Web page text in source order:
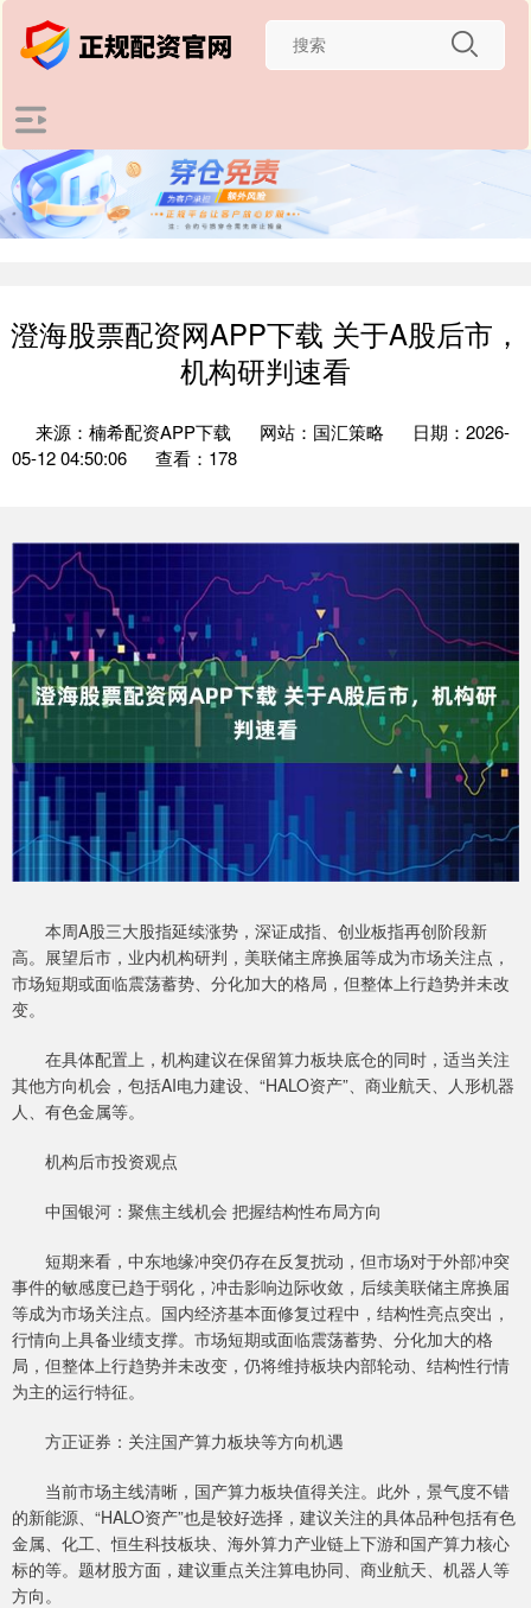
澄海股票配资网APP下载 关于A股后市，
机构研判速看
来源：楠希配资APP下载 网站：国汇策略
日期：2026-
05-12 04:50:06
查看：178
本周A股三大股指延续涨势，深证成指、创业板指再创阶段新
高。展望后市，业内机构研判，美联储主席换届等成为市场关注点，
市场短期或面临震荡蓄势、分化加大的格局，但整体上行趋势并未改
变。
在具体配置上，机构建议在保留算力板块底仓的同时，适当关注
其他方向机会，包括AI电力建设、“HALO资产”、商业航天、人形机器
人、有色金属等。
机构后市投资观点
中国银河：聚焦主线机会 把握结构性布局方向
短期来看，中东地缘冲突仍存在反复扰动，但市场对于外部冲突
事件的敏感度已趋于弱化，冲击影响边际收敛，后续美联储主席换届
等成为市场关注点。国内经济基本面修复过程中，结构性亮点突出，
行情向上具备业绩支撑。市场短期或面临震荡蓄势、分化加大的格
局，但整体上行趋势并未改变，仍将维持板块内部轮动、结构性行情
为主的运行特征。
方正证券：关注国产算力板块等方向机遇
当前市场主线清晰，国产算力板块值得关注。此外，景气度不错
的新能源、“HALO资产”也是较好选择，建议关注的具体品种包括有色
金属、化工、恒生科技板块、海外算力产业链上下游和国产算力核心
标的等。题材股方面，建议重点关注算电协同、商业航天、机器人等
方向。